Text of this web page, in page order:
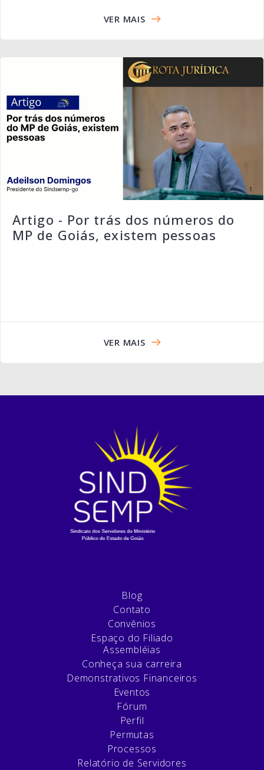
VER MAIS
Artigo - Por trás dos números do
MP de Goiás, existem pessoas
VER MAIS
Blog
Contato
Convênios
Espaço do Filiado
Assembléias
Conheça sua carreira
Demonstrativos Financeiros
Eventos
Fórum
Perfil
Permutas
Processos
Relatório de Servidores